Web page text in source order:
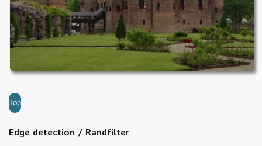
Top
Edge detection / Randfilter